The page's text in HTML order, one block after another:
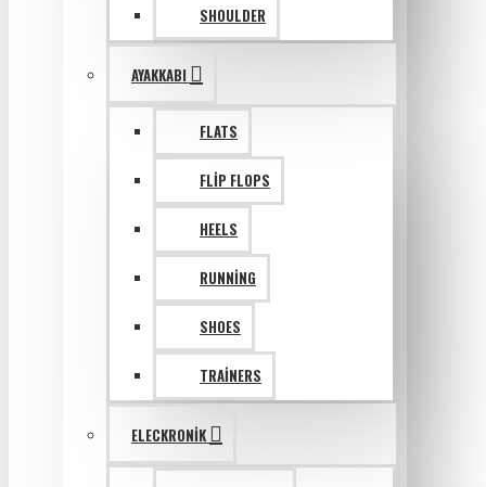
SHOULDER
AYAKKABI
FLATS
FLIP FLOPS
HEELS
RUNNING
SHOES
TRAINERS
ELECKRONIK